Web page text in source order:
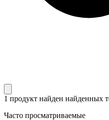
1 продукт найден найденных
Часто просматриваемые